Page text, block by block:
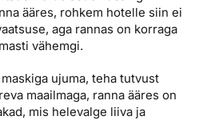
ääres, rohkem hotelle siin ei
aga rannas on korraga
vähemgi.
ujuma, teha tutvust
maailmaga, ranna ääres on
mis helevalge liiva ja